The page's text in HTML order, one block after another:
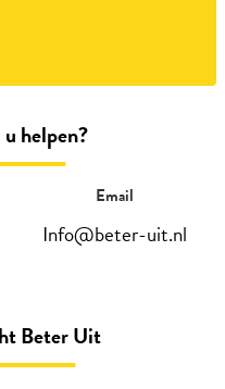
helpen?
Email
Info@beter-uit.nl
Beter Uit